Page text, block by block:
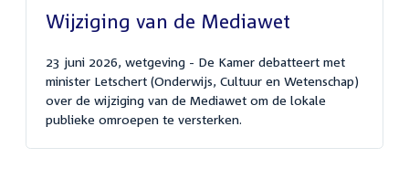
Wijziging van de Mediawet
23 juni 2026, wetgeving - De Kamer debatteert met
minister Letschert (Onderwijs, Cultuur en Wetenschap)
over de wijziging van de Mediawet om de lokale
publieke omroepen te versterken.